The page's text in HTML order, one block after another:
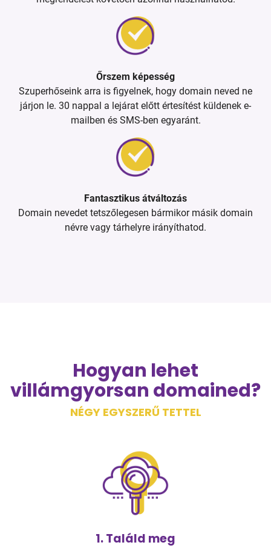
Őrszem képesség
Szuperhőseink arra is figyelnek, hogy domain neved ne
járjon le. 30 nappal a lejárat előtt értesítést küldenek e-
mailben és SMS-ben egyaránt.
Fantasztikus átváltozás
Domain nevedet tetszőlegesen bármikor másik domain
névre vagy tárhelyre irányíthatod.
Hogyan lehet
villámgyorsan domained?
NÉGY EGYSZERŰ TETTEL
1. Találd meg